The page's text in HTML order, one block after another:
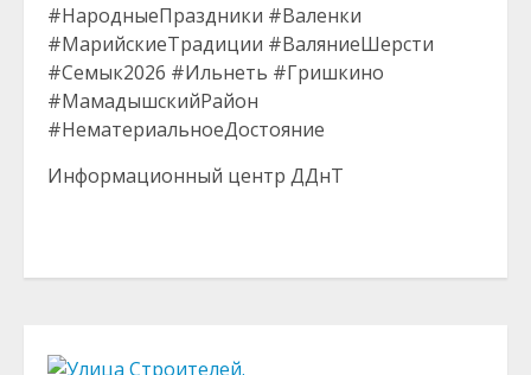
#НародныеПраздники #Валенки
#МарийскиеТрадиции #ВаляниеШерсти
#Семык2026 #Ильнеть #Гришкино
#МамадышскийРайон
#НематериальноеДостояние
Информационный центр ДДнТ